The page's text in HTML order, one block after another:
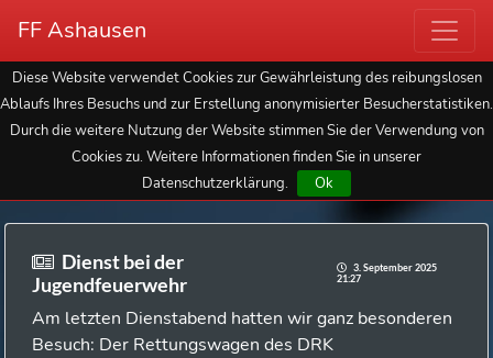
FF Ashausen
Diese Website verwendet Cookies zur Gewährleistung des reibungslosen
Ablaufs Ihres Besuchs und zur Erstellung anonymisierter Besucherstatistiken.
Durch die weitere Nutzung der Website stimmen Sie der Verwendung von
Cookies zu. Weitere Informationen finden Sie in unserer
Datenschutzerklärung.
Ok
Dienst bei der
Jugendfeuerwehr
3. September 2025
21:27
Am letzten Dienstabend hatten wir ganz besonderen
Besuch: Der Rettungswagen des DRK